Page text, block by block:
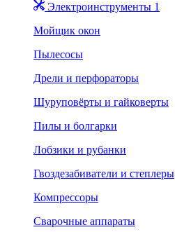
Электроинструменты 1
Мойщик окон
Пылесосы
Дрели и перфораторы
Шуруповёрты и гайковерты
Пилы и болгарки
Лобзики и рубанки
Гвоздезабиватели и степлеры
Компрессоры
Сварочные аппараты